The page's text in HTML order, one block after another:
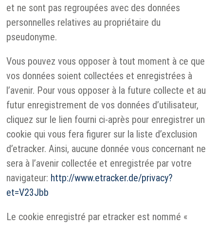
et ne sont pas regroupées avec des données
personnelles relatives au propriétaire du
pseudonyme.
Vous pouvez vous opposer à tout moment à ce que
vos données soient collectées et enregistrées à
l’avenir. Pour vous opposer à la future collecte et au
futur enregistrement de vos données d’utilisateur,
cliquez sur le lien fourni ci-après pour enregistrer un
cookie qui vous fera figurer sur la liste d’exclusion
d’etracker. Ainsi, aucune donnée vous concernant ne
sera à l’avenir collectée et enregistrée par votre
navigateur: http://www.etracker.de/privacy?
et=V23Jbb
Le cookie enregistré par etracker est nommé «